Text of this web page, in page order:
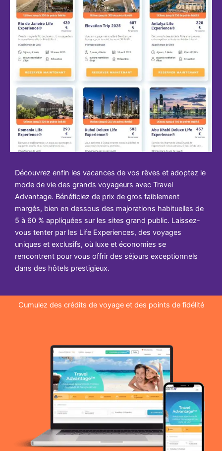
Découvrez enfin les vacances de vos rêves et adoptez le
mode de vie des grands voyageurs avec Travel
Advantage. Bénéficiez de prix de gros faiblement
margés, bien en dessous des majorations habituelles de
5 à 60 % appliquées sur les sites grand public. Laissez-
vous tenter par les Life Experiences, des voyages
uniques et exclusifs, où luxe et économies se
rencontrent pour vous offrir des séjours exceptionnels
dans des hôtels prestigieux.
Cumulez des crédits de voyage et des points de fidélité